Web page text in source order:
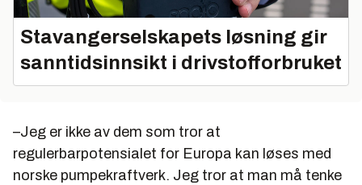
Stavangerselskapets løsning gir
sanntidsinnsikt i drivstofforbruket
–Jeg er ikke av dem som tror at
regulerbarpotensialet for Europa kan løses med
norske pumpekraftverk. Jeg tror at man må tenke